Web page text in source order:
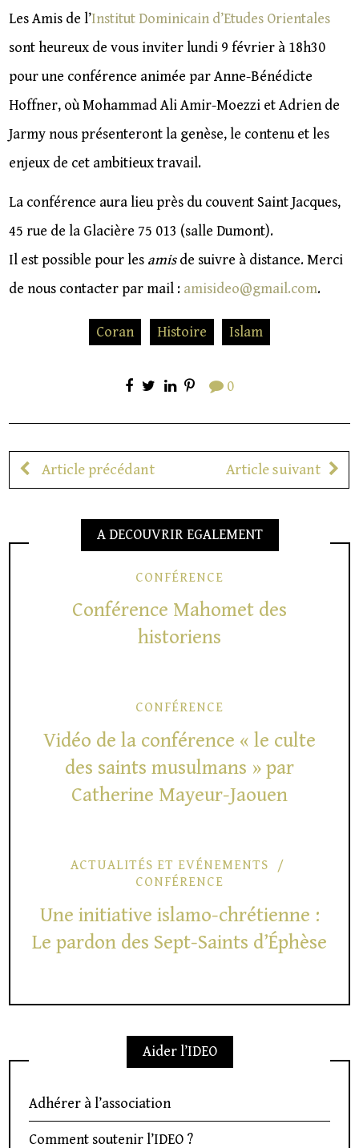
Les Amis de l’Institut Dominicain d’Etudes Orientales
sont heureux de vous inviter lundi 9 février à 18h30
pour une conférence animée par Anne-Bénédicte
Hoffner, où Mohammad Ali Amir-Moezzi et Adrien de
Jarmy nous présenteront la genèse, le contenu et les
enjeux de cet ambitieux travail.
La conférence aura lieu près du couvent Saint Jacques,
45 rue de la Glacière 75 013 (salle Dumont).
Il est possible pour les amisde suivre à distance. Merci
de nous contacter par mail : amisideo@gmail.com.
Coran Histoire Islam
0
Article précédant Article suivant
A DECOUVRIR EGALEMENT
CONFÉRENCE
Conférence Mahomet des
historiens
CONFÉRENCE
Vidéo de la conférence « le culte
des saints musulmans » par
Catherine Mayeur-Jaouen
ACTUALITÉS ET EVÉNEMENTS
CONFÉRENCE
Une initiative islamo-chrétienne :
Le pardon des Sept-Saints d’Éphèse
Aider l’IDEO
Adhérer à l’association
Comment soutenir l’IDEO ?